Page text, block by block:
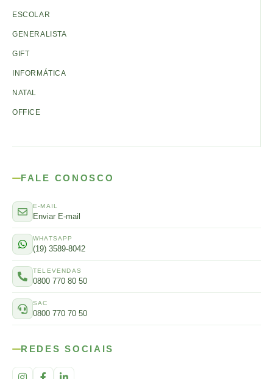
ESCOLAR
GENERALISTA
GIFT
INFORMÁTICA
NATAL
OFFICE
FALE CONOSCO
E-MAIL
Enviar E-mail
WHATSAPP
(19) 3589-8042
TELEVENDAS
0800 770 80 50
SAC
0800 770 70 50
REDES SOCIAIS